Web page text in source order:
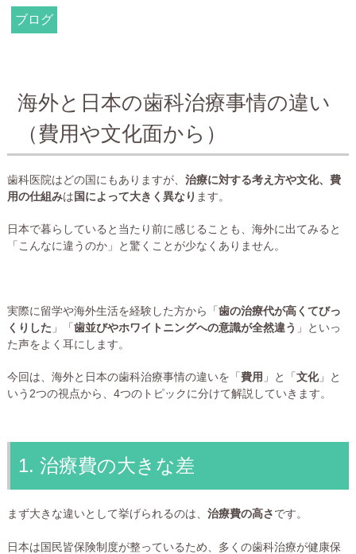
ブログ
海外と日本の歯科治療事情の違い
（費用や文化面から）
歯科医院はどの国にもありますが、 治療に対する考え方や文化、費
用の仕組みは国によって大きく異なり ます。
日本で暮らしていると当たり前に感じることも、海外に出てみると
「こんなに違うのか」と驚くことが少なくありません。
実際に留学や海外生活を経験した方から「 歯の治療代が高くてびっ
くりした 」「 歯並びやホワイトニングへの意識が全然違う 」といっ
た声をよく耳にします。
今回は、海外と日本の歯科治療事情の違いを「 費用 」と「 文化」と
いう2つの視点から、4つのトピックに分けて解説していきます。
1. 治療費の大きな差
まず大きな違いとして挙げられるのは、 治療費の高さです。
日本は国民皆保険制度が整っているため、多くの歯科治療が健康保